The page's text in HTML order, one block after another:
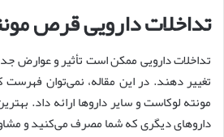
تداخلات دارویی قرص
تغییر دهند. در این مقاله، نمی‌توان
مونته لوکاست و سایر داروها ارائه داد.
داروهای دیگری که شما مصرف می‌کنید و